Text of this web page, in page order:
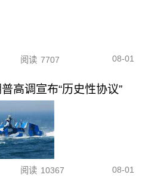
阅读 7707 08-01
高调宣布“历史性协议”
阅读 10367 08-01